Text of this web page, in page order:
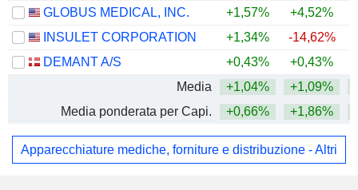
GLOBUS MEDICAL, INC.
+1,57% +4,52%
INSULET CORPORATION
+1,34% -14,62%
DEMANT A/S
+0,43% +0,43%
Media
+1,04% +1,09%
Media ponderata per Capi.
+0,66% +1,86%
Apparecchiature mediche, forniture e distribuzione - Altri